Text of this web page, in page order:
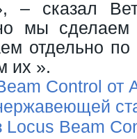
– сказал
мы
отдельно
их ».